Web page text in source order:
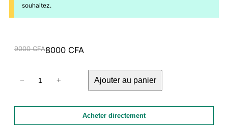
souhaitez.
9000CFA
Le
8000 CFA
Le
de
Arctic
− + Ajouter au panier
Acheter directement